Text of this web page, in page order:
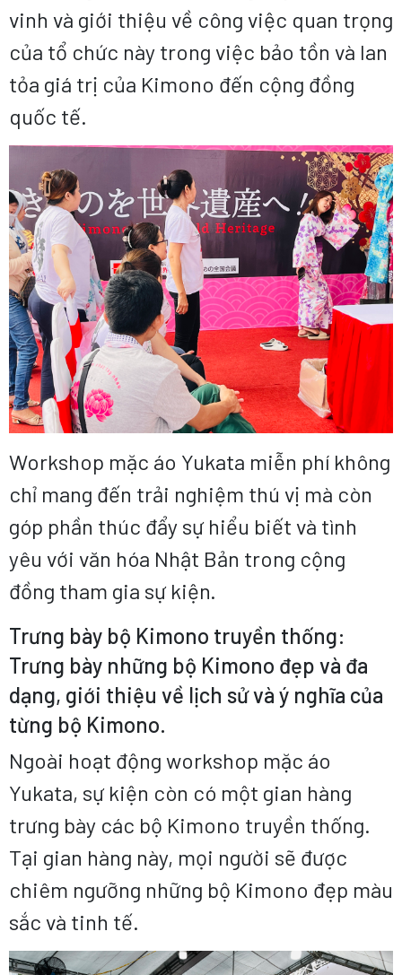
vinh và giới thiệu về công việc quan trọng
của tổ chức này trong việc bảo tồn và lan
tỏa giá trị của Kimono đến cộng đồng
quốc tế.
Workshop mặc áo Yukata miễn phí không
chỉ mang đến trải nghiệm thú vị mà còn
góp phần thúc đẩy sự hiểu biết và tình
yêu với văn hóa Nhật Bản trong cộng
đồng tham gia sự kiện.
Trưng bày bộ Kimono truyền thống:
Trưng bày những bộ Kimono đẹp và đa
dạng, giới thiệu về lịch sử và ý nghĩa của
từng bộ Kimono.
Ngoài hoạt động workshop mặc áo
Yukata, sự kiện còn có một gian hàng
trưng bày các bộ Kimono truyền thống.
Tại gian hàng này, mọi người sẽ được
chiêm ngưỡng những bộ Kimono đẹp màu
sắc và tinh tế.